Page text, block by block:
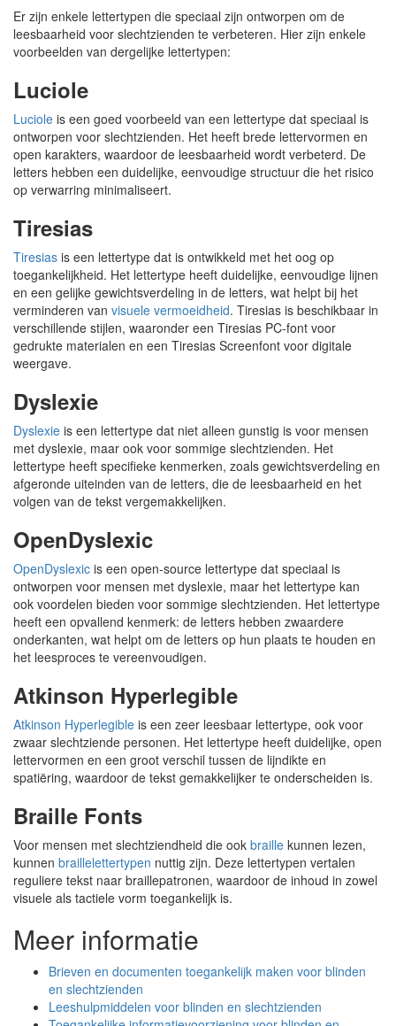
Er zijn enkele lettertypen die speciaal zijn ontworpen om de
leesbaarheid voor slechtzienden te verbeteren. Hier zijn enkele
voorbeelden van dergelijke lettertypen:
Luciole
Luciole is een goed voorbeeld van een lettertype dat speciaal is
ontworpen voor slechtzienden. Het heeft brede lettervormen en
open karakters, waardoor de leesbaarheid wordt verbeterd. De
letters hebben een duidelijke, eenvoudige structuur die het risico
op verwarring minimaliseert.
Tiresias
Tiresias is een lettertype dat is ontwikkeld met het oog op
toegankelijkheid. Het lettertype heeft duidelijke, eenvoudige lijnen
en een gelijke gewichtsverdeling in de letters, wat helpt bij het
verminderen van visuele vermoeidheid. Tiresias is beschikbaar in
verschillende stijlen, waaronder een Tiresias PC-font voor
gedrukte materialen en een Tiresias Screenfont voor digitale
weergave.
Dyslexie
Dyslexie is een lettertype dat niet alleen gunstig is voor mensen
met dyslexie, maar ook voor sommige slechtzienden. Het
lettertype heeft specifieke kenmerken, zoals gewichtsverdeling en
afgeronde uiteinden van de letters, die de leesbaarheid en het
volgen van de tekst vergemakkelijken.
OpenDyslexic
OpenDyslexic is een open-source lettertype dat speciaal is
ontworpen voor mensen met dyslexie, maar het lettertype kan
ook voordelen bieden voor sommige slechtzienden. Het lettertype
heeft een opvallend kenmerk: de letters hebben zwaardere
onderkanten, wat helpt om de letters op hun plaats te houden en
het leesproces te vereenvoudigen.
Atkinson Hyperlegible
Atkinson Hyperlegible is een zeer leesbaar lettertype, ook voor
zwaar slechtziende personen. Het lettertype heeft duidelijke, open
lettervormen en een groot verschil tussen de lijndikte en
spatiëring, waardoor de tekst gemakkelijker te onderscheiden is.
Braille Fonts
Voor mensen met slechtziendheid die ook braille kunnen lezen,
kunnen braillelettertypen nuttig zijn. Deze lettertypen vertalen
reguliere tekst naar braillepatronen, waardoor de inhoud in zowel
visuele als tactiele vorm toegankelijk is.
Meer informatie
Brieven en documenten toegankelijk maken voor blinden
en slechtzienden
Leeshulpmiddelen voor blinden en slechtzienden